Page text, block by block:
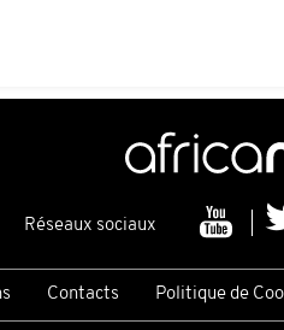
Réseaux sociaux
Contacts Politique de